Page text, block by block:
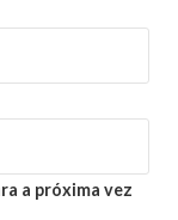
a próxima vez